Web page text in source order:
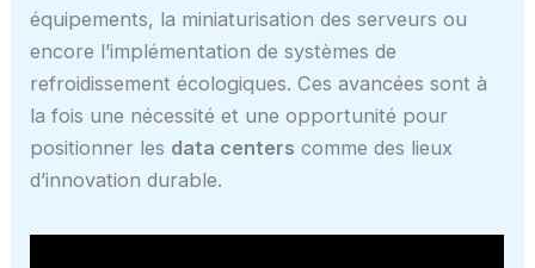
équipements, la miniaturisation des serveurs ou
encore l’implémentation de systèmes de
refroidissement écologiques. Ces avancées sont à
la fois une nécessité et une opportunité pour
positionner les data centers comme des lieux
d’innovation durable.